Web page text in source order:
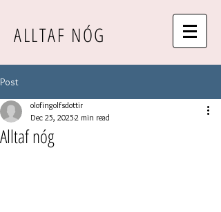
ALLTAF NÓG
Post
Alltaf nóg
olofingolfsdottir
Dec 25, 20252 min read